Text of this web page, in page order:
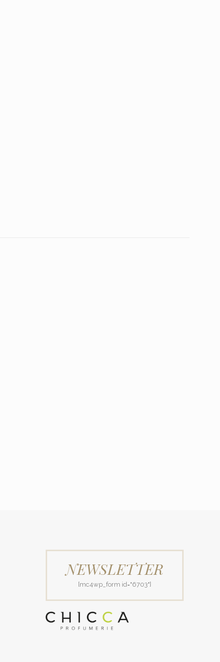
NEWSLETTER
[mc4wp_form id="6703"]